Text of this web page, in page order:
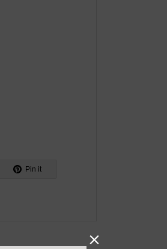
Pin it
